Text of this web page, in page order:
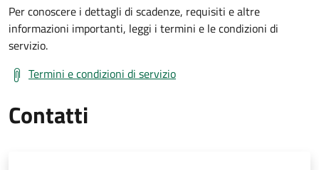
Per conoscere i dettagli di scadenze, requisiti e altre
informazioni importanti, leggi i termini e le condizioni di
servizio.
Termini e condizioni di servizio
Contatti